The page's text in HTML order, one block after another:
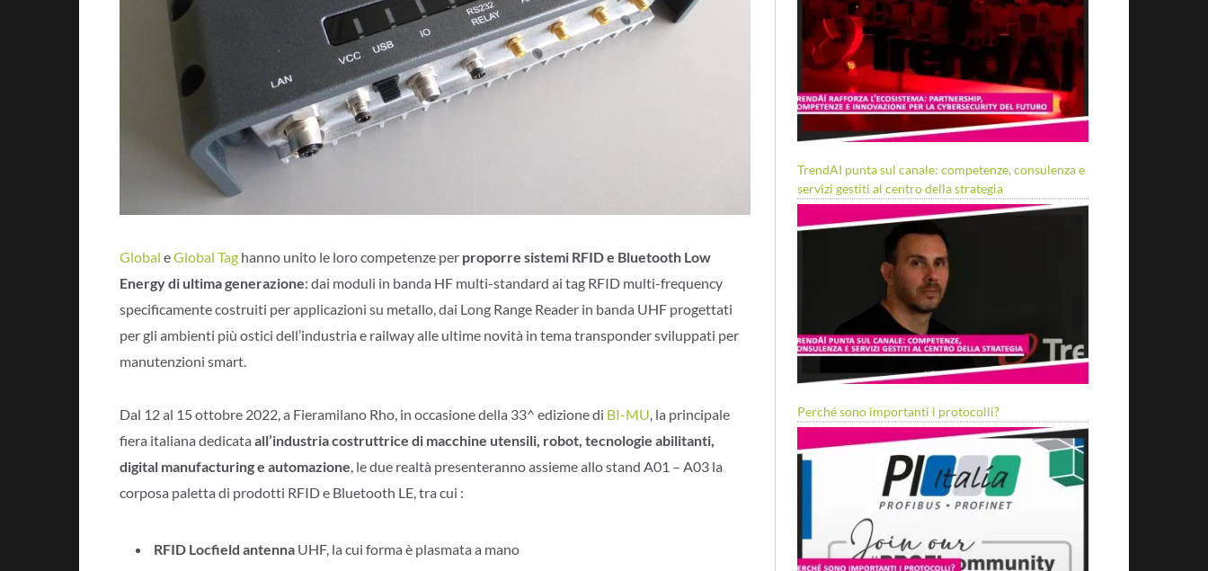
Global eGlobal Tag hanno unito le loro competenze per proporre sistemi RFID e Bluetooth Low
Energy di ultima generazione: dai moduli in banda HF multi-standard ai tag RFID multi-frequency
specificamente costruiti per applicazioni su metallo, dai Long Range Reader in banda UHF progettati
per gli ambienti più ostici dell’industria e railway alle ultime novità in tema transponder sviluppati per
manutenzioni smart.
Dal 12 al 15 ottobre 2022, a Fieramilano Rho, in occasione della 33^ edizione di BI-MU , la principale
fiera italiana dedicata all’industria costruttrice di macchine utensili, robot, tecnologie abilitanti,
digital manufacturing e automazione , le due realtà presenteranno assieme allo stand A01 – A03 la
corposa paletta di prodotti RFID e Bluetooth LE, tra cui :
RFID Locfield antenna UHF, la cui forma è plasmata a mano
TrendAI punta sul canale: competenze, consulenza e
servizi gestiti al centro della strategia
Perché sono importanti i protocolli?